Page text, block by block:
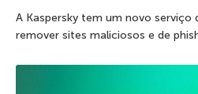
A Kaspersky tem um novo serviço
remover sites maliciosos e de